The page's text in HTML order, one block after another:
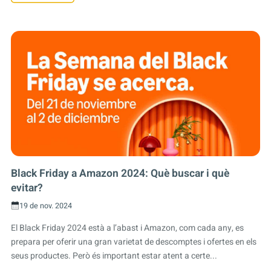
Black Friday a Amazon 2024: Què buscar i què
evitar?
19 de nov. 2024
El Black Friday 2024 està a l’abast i Amazon, com cada any, es
prepara per oferir una gran varietat de descomptes i ofertes en els
seus productes. Però és important estar atent a certe...